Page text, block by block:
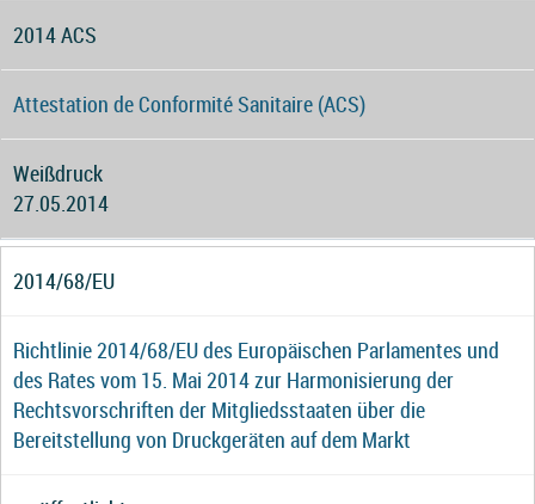
2014 ACS
Attestation de Conformité Sanitaire (ACS)
Weißdruck
27.05.2014
2014/68/EU
Richtlinie 2014/68/EU des Europäischen Parlamentes und
des Rates vom 15. Mai 2014 zur Harmonisierung der
Rechtsvorschriften der Mitgliedsstaaten über die
Bereitstellung von Druckgeräten auf dem Markt